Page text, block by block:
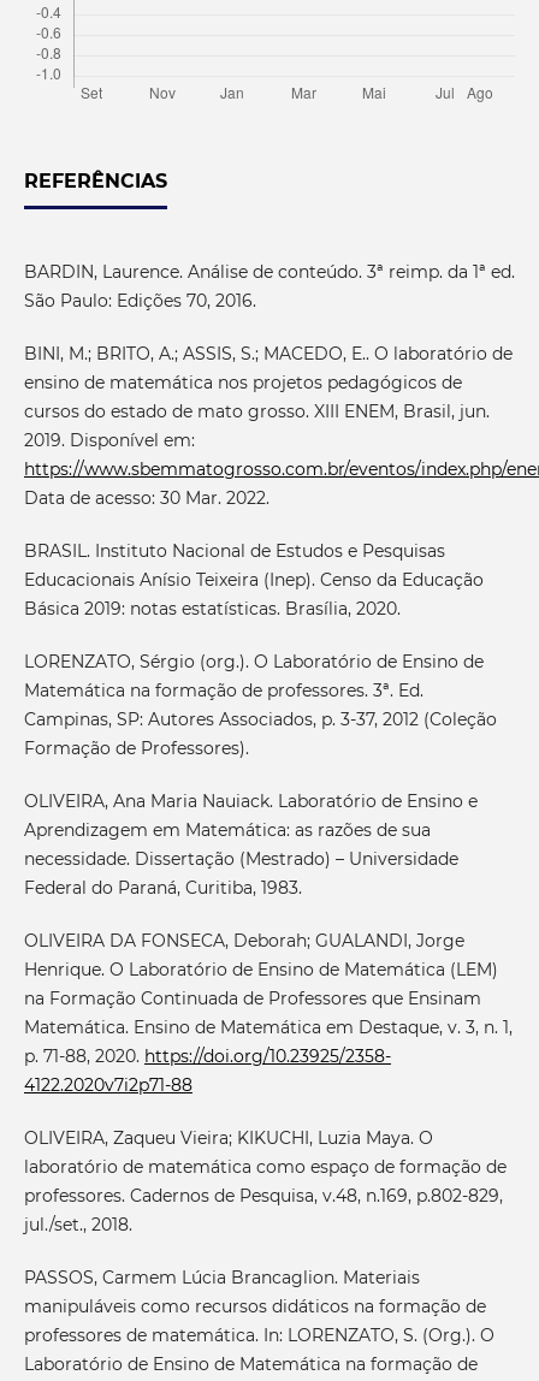
REFERÊNCIAS
BARDIN, Laurence. Análise de conteúdo. 3ª reimp. da 1ª ed.
São Paulo: Edições 70, 2016.
BINI, M.; BRITO, A.; ASSIS, S.; MACEDO, E.. O laboratório de
ensino de matemática nos projetos pedagógicos de
cursos do estado de mato grosso. XIII ENEM, Brasil, jun.
2019. Disponível em:
https://www.sbemmatogrosso.com.br/eventos/index.php/
Data de acesso: 30 Mar. 2022.
BRASIL. Instituto Nacional de Estudos e Pesquisas
Educacionais Anísio Teixeira (Inep). Censo da Educação
Básica 2019: notas estatísticas. Brasília, 2020.
LORENZATO, Sérgio (org.). O Laboratório de Ensino de
Matemática na formação de professores. 3ª. Ed.
Campinas, SP: Autores Associados, p. 3-37, 2012 (Coleção
Formação de Professores).
OLIVEIRA, Ana Maria Nauiack. Laboratório de Ensino e
Aprendizagem em Matemática: as razões de sua
necessidade. Dissertação (Mestrado) – Universidade
Federal do Paraná, Curitiba, 1983.
OLIVEIRA DA FONSECA, Deborah; GUALANDI, Jorge
Henrique. O Laboratório de Ensino de Matemática (LEM)
na Formação Continuada de Professores que Ensinam
Matemática. Ensino de Matemática em Destaque, v. 3, n. 1,
p. 71-88, 2020. https://doi.org/10.23925/2358-
4122.2020v7i2p71-88
OLIVEIRA, Zaqueu Vieira; KIKUCHI, Luzia Maya. O
laboratório de matemática como espaço de formação de
professores. Cadernos de Pesquisa, v.48, n.169, p.802-829,
jul./set., 2018.
PASSOS, Carmem Lúcia Brancaglion. Materiais
manipuláveis como recursos didáticos na formação de
professores de matemática. In: LORENZATO, S. (Org.). O
Laboratório de Ensino de Matemática na formação de